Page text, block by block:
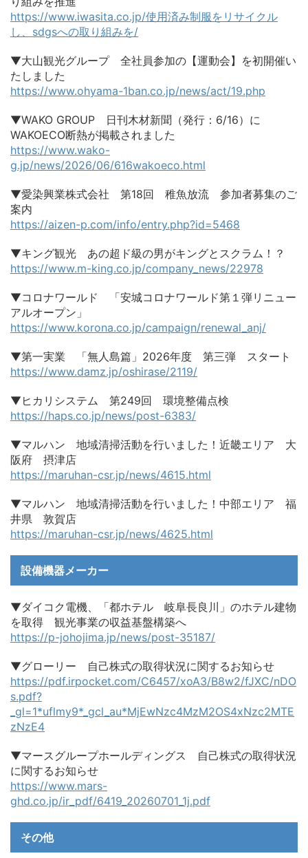
https://www.iwasita.co.jp/使用済み制服をリサイクル
し、sdgsへの取り組みを/
▼大山観光グループ 全社員参加の【運動会】を初開催い
たしました
https://www.ohyama-1ban.co.jp/news/act/19.php
▼WAKO GROUP 日刊木材新聞（発行：6/16）に
WAKOECO断熱が掲載されました
https://www.wako-
g.jp/news/2026/06/616wakoeco.html
▼愛染興業株式会社 第18回 稚魚放流 参加者募集のご
案内
https://aizen-p.com/info/entry.php?id=5468
▼キング観光 あの超ド級の男がキングとスクラム！？
https://www.m-king.co.jp/company_news/22978
▼コロナワールド 「安城コロナワールド第１弾リニュー
アルオープン」
https://www.korona.co.jp/campaign/renewal_anj/
▼第一実業 「無人島篇」2026年度 第三弾 スタート
https://www.damz.jp/oshirase/2119/
▼ヒカリシステム 第249回 環境整備点検
https://haps.co.jp/news/post-6383/
▼マルハン 地域清掃活動を行いました！近畿エリア 大
阪府 摂津店
https://maruhan-csr.jp/news/4615.html
▼マルハン 地域清掃活動を行いました！中部エリア 福
井県 敦賀店
https://maruhan-csr.jp/news/4625.html
設備機器メーカー
▼ダイコク電機、「都ホテル 岐阜長良川」のホテル建物
を取得 観光事業の収益基盤構築へ
https://p-johojima.jp/news/post-35187/
▼グローリー 自己株式の取得状況に関するお知らせ
https://pdf.irpocket.com/C6457/xoA3/B8w2/fJXC/nDO
s.pdf?
_gl=1*uflmy9*_gcl_au*MjEwNzc4MzM2OS4xNzc2MTE
zNzE4
▼マースグループホールディングス 自己株式の取得状況
に関するお知らせ
https://www.mars-
ghd.co.jp/ir_pdf/6419_20260701_1j.pdf
その他